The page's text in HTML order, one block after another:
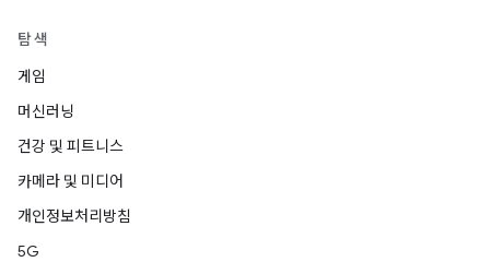
탐색
게임
머신러닝
건강 및 피트니스
카메라 및 미디어
개인정보처리방침
5G